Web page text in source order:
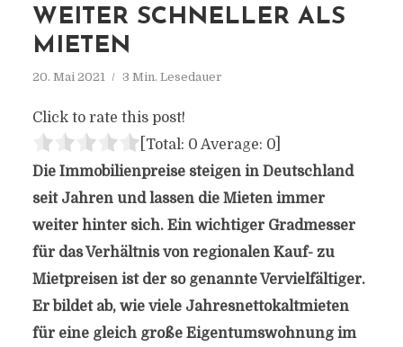
WEITER SCHNELLER ALS
MIETEN
20. Mai 2021 3 Min. Lesedauer
Click to rate this post!
[Total: 0 Average: 0]
Die Immobilienpreise steigen in Deutschland
seit Jahren und lassen die Mieten immer
weiter hinter sich. Ein wichtiger Gradmesser
für das Verhältnis von regionalen Kauf- zu
Mietpreisen ist der so genannte Vervielfältiger.
Er bildet ab, wie viele Jahresnettokaltmieten
für eine gleich große Eigentumswohnung im